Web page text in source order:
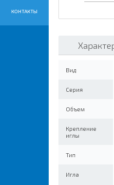
КОНТАКТЫ
Вид
Серия
Объем
Крепление
иглы
Тип
Игла